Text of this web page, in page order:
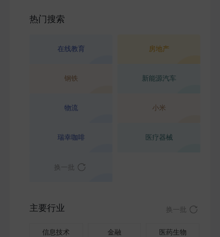
热门搜索
在线教育 房地产
钢铁 新能源汽车
物流 小米
瑞幸咖啡 医疗器械
换一批
主要行业 换一批
信息技术 金融 医药生物